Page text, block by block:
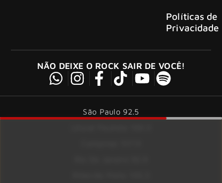
Políticas de
Privacidade
NÃO DEIXE O ROCK SAIR DE VOCÊ!
São Paulo 92.5